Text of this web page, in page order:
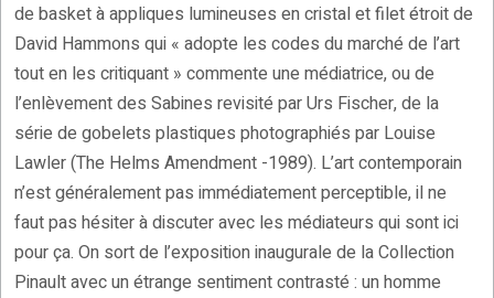
de basket à appliques lumineuses en cristal et filet étroit de
David Hammons qui « adopte les codes du marché de l’art
tout en les critiquant » commente une médiatrice, ou de
l’enlèvement des Sabines revisité par Urs Fischer, de la
série de gobelets plastiques photographiés par Louise
Lawler (The Helms Amendment -1989). L’art contemporain
n’est généralement pas immédiatement perceptible, il ne
faut pas hésiter à discuter avec les médiateurs qui sont ici
pour ça. On sort de l’exposition inaugurale de la Collection
Pinault avec un étrange sentiment contrasté : un homme